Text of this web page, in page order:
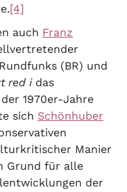
[4]
auch Franz
(BR) und
red idas
1970er-Jahre
sich Schönhuber
Manier
Grund für alle
der